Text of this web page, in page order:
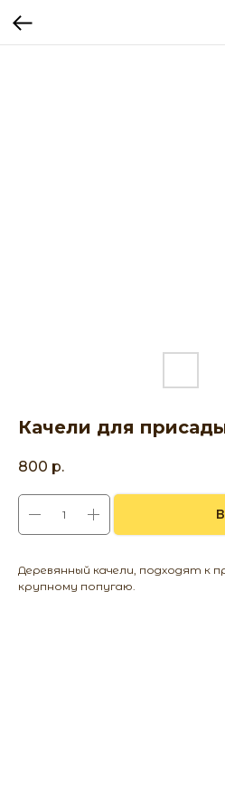
Качели для
800 р.
Деревянный качели, подходят к
крупному попугаю.